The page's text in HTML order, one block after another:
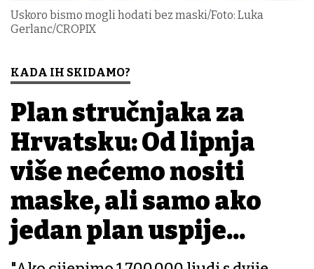
Uskoro bismo mogli hodati bez maski/Foto: Luka
Gerlanc/CROPIX
KADA IH SKIDAMO?
Plan stručnjaka za
Hrvatsku: Od lipnja
više nećemo nositi
maske, ali samo ako
jedan plan uspije...